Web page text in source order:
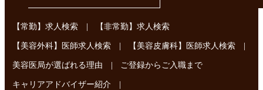
【常勤】求人検索 | 【非常勤】求人検索
【美容外科】医師求人検索 | 【美容皮膚科】医師求人検索 |
美容医局が選ばれる理由 | ご登録からご入職まで
キャリアアドバイザー紹介 |